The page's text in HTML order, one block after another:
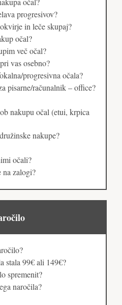
progresivov?
in leče skupaj?
očal?
več očal?
vas osebno?
progresivna očala?
pisarne/računalnik – office?
nakupu očal (etui, krpica
nakupe?
očali?
na zalogi?
stala 99€ ali 149€?
spremenit?
naročila?